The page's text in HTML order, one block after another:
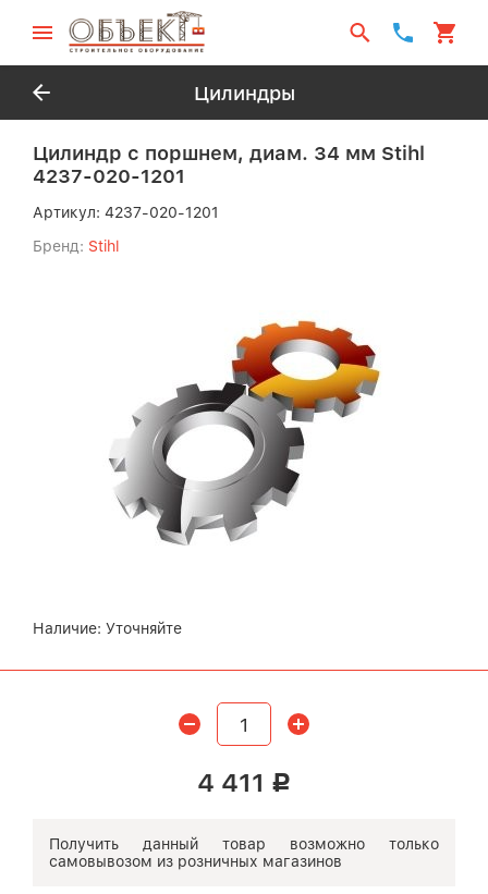
Цилиндры
Цилиндр с поршнем, диам. 34 мм Stihl
4237-020-1201
Артикул: 4237-020-1201
Бренд: Stihl
Наличие: Уточняйте
4 411 Р
Получить данный товар возможно только
самовывозом из розничных магазинов